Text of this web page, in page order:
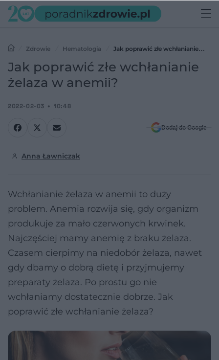
Zdrowie Hematologia
Jak poprawić złe wchłanianie
żelaza w anemii?
Jak poprawić złe wchłanianie
żelaza w anemii?
2022-02-03 10:48
Dodaj do Google
Anna Ławniczak
Wchłanianie żelaza w anemii to duży
problem. Anemia rozwija się, gdy organizm
produkuje za mało czerwonych krwinek.
Najczęściej mamy anemię z braku żelaza.
Czasem cierpimy na niedobór żelaza, nawet
gdy dbamy o dobrą dietę i przyjmujemy
preparaty żelaza. Po prostu go nie
wchłaniamy dostatecznie dobrze. Jak
poprawić złe wchłanianie żelaza?